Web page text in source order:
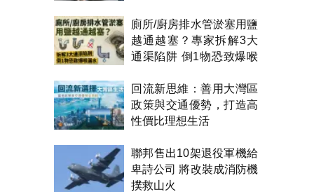
廁所/廚房排水管淤塞用鹽
越通越塞？專家拆解3大
通渠陷阱 倒1物恐致爆喉
回流新思維：善用大灣區
政策與交通優勢，打造高
性價比理想生活
聯邦售出10架退役軍機給
卑詩公司 將改裝成消防機
撲救山火